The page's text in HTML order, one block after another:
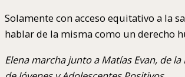
Solamente con acceso equitativo a la
hablar de la misma como un derecho
Elena marcha junto a Matías Evan, de la